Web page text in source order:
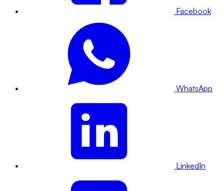
Facebook
WhatsApp
LinkedIn